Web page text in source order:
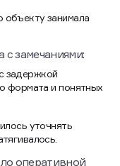
занимала
замечаниями:
задержкой
формата и понятных
уточнять
оперативной